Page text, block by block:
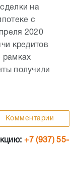
на
с
2020
кредитов
рамках
получили
Комментарии
+7 (937) 55-